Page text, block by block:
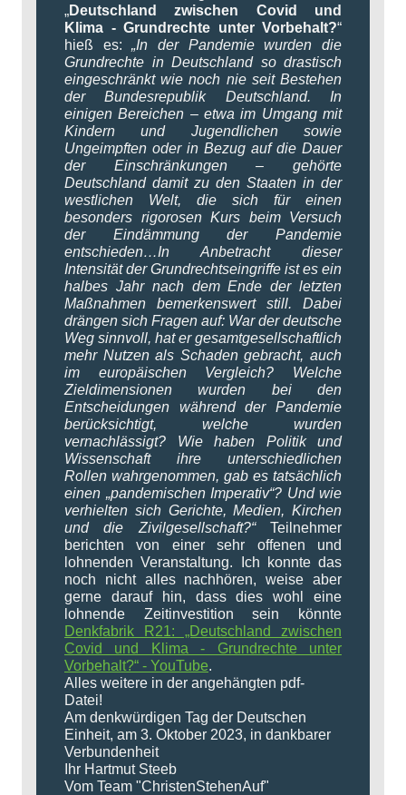
„Deutschland zwischen Covid und
Klima - Grundrechte unter Vorbehalt?“
hieß es:„In der Pandemie wurden die
Grundrechte in Deutschland so drastisch
eingeschränkt wie noch nie seit Bestehen
der Bundesrepublik Deutschland. In
einigen Bereichen – etwa im Umgang mit
Kindern und Jugendlichen sowie
Ungeimpften oder in Bezug auf die Dauer
der Einschränkungen – gehörte
Deutschland damit zu den Staaten in der
westlichen Welt, die sich für einen
besonders rigorosen Kurs beim Versuch
der Eindämmung der Pandemie
entschieden…In Anbetracht dieser
Intensität der Grundrechtseingriffe ist es ein
halbes Jahr nach dem Ende der letzten
Maßnahmen bemerkenswert still. Dabei
drängen sich Fragen auf: War der deutsche
Weg sinnvoll, hat er gesamtgesellschaftlich
mehr Nutzen als Schaden gebracht, auch
im europäischen Vergleich? Welche
Zieldimensionen wurden bei den
Entscheidungen während der Pandemie
berücksichtigt, welche wurden
vernachlässigt? Wie haben Politik und
Wissenschaft ihre unterschiedlichen
Rollen wahrgenommen, gab es tatsächlich
einen „pandemischen Imperativ“? Und wie
verhielten sich Gerichte, Medien, Kirchen
und die Zivilgesellschaft?“Teilnehmer
berichten von einer sehr offenen und
lohnenden Veranstaltung. Ich konnte das
noch nicht alles nachhören, weise aber
gerne darauf hin, dass dies wohl eine
lohnende Zeitinvestition sein könnte
Denkfabrik R21: „Deutschland zwischen
Covid und Klima - Grundrechte unter
Vorbehalt?“ - YouTube.
Alles weitere in der angehängten pdf-
Datei!
Am denkwürdigen Tag der Deutschen
Einheit, am 3. Oktober 2023, in dankbarer
Verbundenheit
Ihr Hartmut Steeb
Vom Team "ChristenStehenAuf"